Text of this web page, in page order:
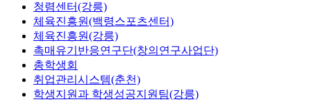
청렴센터(강릉)
체육진흥원(백령스포츠센터)
체육진흥원(강릉)
촉매유기반응연구단(창의연구사업단)
총학생회
취업관리시스템(춘천)
학생지원과 학생성공지원팀(강릉)